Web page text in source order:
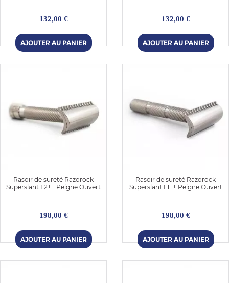
132,00 € 132,00 €
Rasoir de sureté Razorock
Superslant L2++ Peigne Ouvert
198,00 €
Rasoir de sureté Razorock
Superslant L1++ Peigne Ouvert
198,00 €